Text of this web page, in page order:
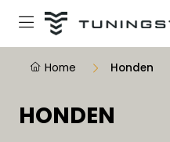
Home Honden
HONDEN